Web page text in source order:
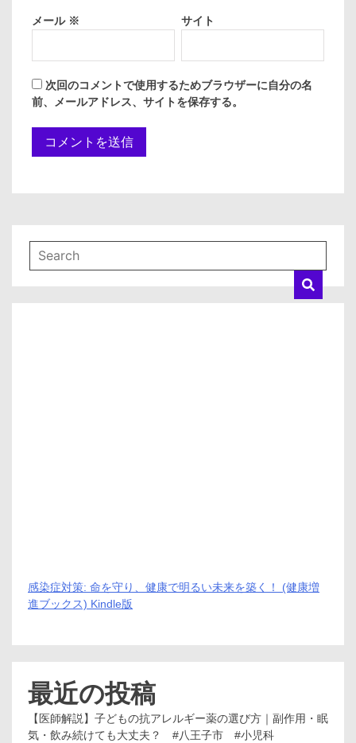
メール ※ サイト
次回のコメントで使用するためブラウザーに自分の名
前、メールアドレス、サイトを保存する。
感染症対策: 命を守り、健康で明るい未来を築く！ (健康増
進ブックス) Kindle版
最近の投稿
【医師解説】子どもの抗アレルギー薬の選び方｜副作用・眠
気・飲み続けても大丈夫？ #八王子市 #小児科